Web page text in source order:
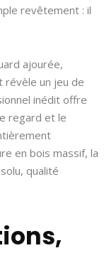
revêtement : il
ajourée,
révèle un jeu de
inédit offre
regard et le
en bois massif, la
qualité